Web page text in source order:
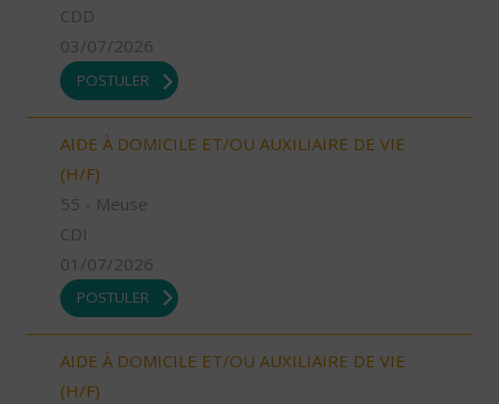
CDD
03/07/2026
POSTULER
AIDE À DOMICILE ET/OU AUXILIAIRE DE VIE
(H/F)
55 - Meuse
CDI
01/07/2026
POSTULER
AIDE À DOMICILE ET/OU AUXILIAIRE DE VIE
(H/F)